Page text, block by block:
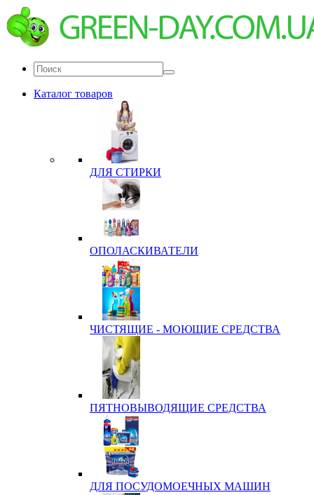
Каталог товаров
ДЛЯ СТИРКИ
ОПОЛАСКИВАТЕЛИ
ЧИСТЯЩИЕ - МОЮЩИЕ СРЕДСТВА
ПЯТНОВЫВОДЯЩИЕ СРЕДСТВА
ДЛЯ ПОСУДОМОЕЧНЫХ МАШИН